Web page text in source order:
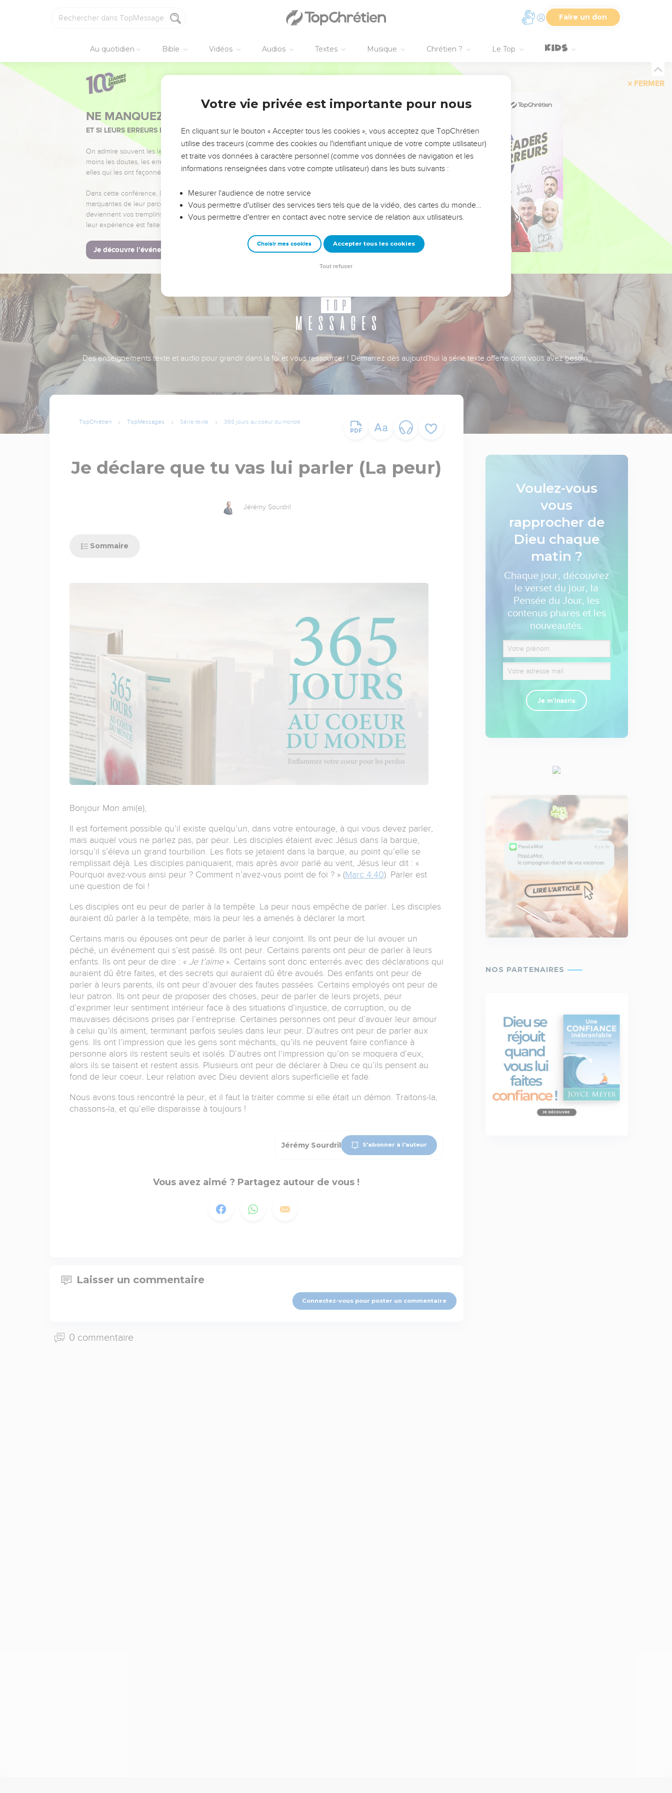
Faire un don
Au quotidien Bible Vidéos Audios Textes Musique Chrétien ? Le Top
FERMER
NE MANQUEZ PAS L’ÉVÉNEMENT DE L’ANNÉE !
ET SI LEURS ERREURS POUVAIENT VOUS ÉVITER LES VOTRES ?
On admire souvent les leaders pour leurs réussites, leur impact, leur foi ou leur vision. Mais on voit
moins les doutes, les erreurs et les saisons difficiles qu'ils ont traversés, alors même que ce sont
elles qui les ont façonnés.
Dans cette conférence, leaders, entrepreneurs, et responsables reviennent sur les erreurs
marquantes de leur parcours et les clés pour avancer avec plus de sagesse afin que leurs erreurs
deviennent vos tremplins. Que vous guidiez un ministère, une équipe, un groupe ou une famille,
leur expérience est faite pour vous.
Je découvre l’événement
Des enseignements texte et audio pour grandir dans la foi et vous ressourcer ! Démarrez dès aujourd'hui la série texte offerte dont vous avez besoin.
TopChrétien TopMessages Série texte 365 jours au coeur du monde
Je déclare que tu vas lui parler (La peur)
Jérémy Sourdril
Sommaire
Bonjour Mon ami(e),
Il est fortement possible qu’il existe quelqu’un, dans votre entourage, à qui vous devez parler,
mais auquel vous ne parlez pas, par peur. Les disciples étaient avec Jésus dans la barque,
lorsqu’il s’éleva un grand tourbillon. Les flots se jetaient dans la barque, au point qu’elle se
remplissait déjà. Les disciples paniquaient, mais après avoir parlé au vent, Jésus leur dit : «
Pourquoi avez-vous ainsi peur ? Comment n’avez-vous point de foi ? » (Marc 4:40). Parler est
une question de foi !
Les disciples ont eu peur de parler à la tempête. La peur nous empêche de parler. Les disciples
auraient dû parler à la tempête, mais la peur les a amenés à déclarer la mort.
Certains maris ou épouses ont peur de parler à leur conjoint. Ils ont peur de lui avouer un
péché, un événement qui s’est passé. Ils ont peur. Certains parents ont peur de parler à leurs
enfants. Ils ont peur de dire : « Je t’aime». Certains sont donc enterrés avec des déclarations qui
auraient dû être faites, et des secrets qui auraient dû être avoués. Des enfants ont peur de
parler à leurs parents, ils ont peur d’avouer des fautes passées. Certains employés ont peur de
leur patron. Ils ont peur de proposer des choses, peur de parler de leurs projets, peur
d’exprimer leur sentiment intérieur face à des situations d’injustice, de corruption, ou de
mauvaises décisions prises par l’entreprise. Certaines personnes ont peur d’avouer leur amour
à celui qu’ils aiment, terminant parfois seules dans leur peur. D’autres ont peur de parler aux
gens. Ils ont l’impression que les gens sont méchants, qu’ils ne peuvent faire confiance à
personne alors ils restent seuls et isolés. D’autres ont l’impression qu’on se moquera d’eux,
alors ils se taisent et restent assis. Plusieurs ont peur de déclarer à Dieu ce qu’ils pensent au
fond de leur coeur. Leur relation avec Dieu devient alors superficielle et fade.
Nous avons tous rencontré la peur, et il faut la traiter comme si elle était un démon. Traitons-la,
chassons-la, et qu’elle disparaisse à toujours !
Jérémy Sourdril S'abonner à l'auteur
Vous avez aimé ? Partagez autour de vous !
Laisser un commentaire
Connectez-vous pour poster un commentaire
0 commentaire
Voulez-vous
vous
rapprocher de
Dieu chaque
matin ?
Chaque jour, découvrez
le verset du jour, la
Pensée du Jour, les
contenus phares et les
nouveautés.
Je m'inscris
Votre vie privée est importante pour nous
En cliquant sur le bouton « Accepter tous les cookies », vous acceptez que TopChrétien
utilise des traceurs (comme des cookies ou l'identifiant unique de votre compte utilisateur)
et traite vos données à caractère personnel (comme vos données de navigation et les
informations renseignées dans votre compte utilisateur) dans les buts suivants :
Mesurer l'audience de notre service
Vous permettre d'utiliser des services tiers tels que de la vidéo, des cartes du monde…
Vous permettre d'entrer en contact avec notre service de relation aux utilisateurs.
Choisir mes cookies Accepter tous les cookies
Tout refuser